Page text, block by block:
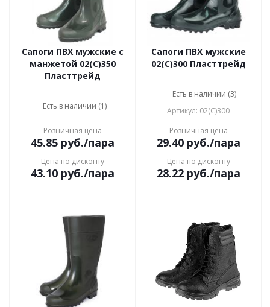
Сапоги ПВХ мужские с
манжетой 02(С)350
Пласттрейд
Есть в наличии (1)
Розничная цена
45.85руб./пара
Цена по дисконту
43.10руб./пара
Сапоги ПВХ мужские
02(С)300 Пласттрейд
Есть в наличии (3)
Артикул: 02(С)300
Розничная цена
29.40руб./пара
Цена по дисконту
28.22руб./пара